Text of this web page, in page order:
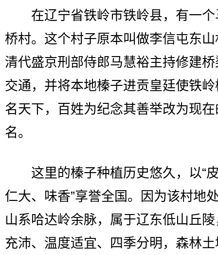
在辽宁省铁岭市铁岭县，有一个
桥村。这个村子原本叫做李信屯东
清代盛京刑部侍郎马慧裕主持修建
交通，并将本地榛子进贡皇廷使铁
名天下，百姓为纪念其善举改为现
名。
这里的榛子种植历史悠久，以“
仁大、味香”享誉全国。因为该村地
山系哈达岭余脉，属于辽东低山丘
充沛、温度适宜、四季分明，森林